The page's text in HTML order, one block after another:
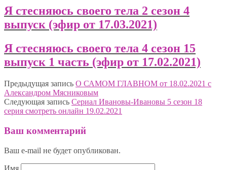
Я стесняюсь своего тела 2 сезон 4
выпуск (эфир от 17.03.2021)
Я стесняюсь своего тела 4 сезон 15
выпуск 1 часть (эфир от 17.02.2021)
Предыдущая запись О САМОМ ГЛАВНОМ от 18.02.2021 с
Александром Мясниковым
Следующая запись Сериал Ивановы-Ивановы 5 сезон 18
серия смотреть онлайн 19.02.2021
Ваш комментарий
Ваш e-mail не будет опубликован.
Имя